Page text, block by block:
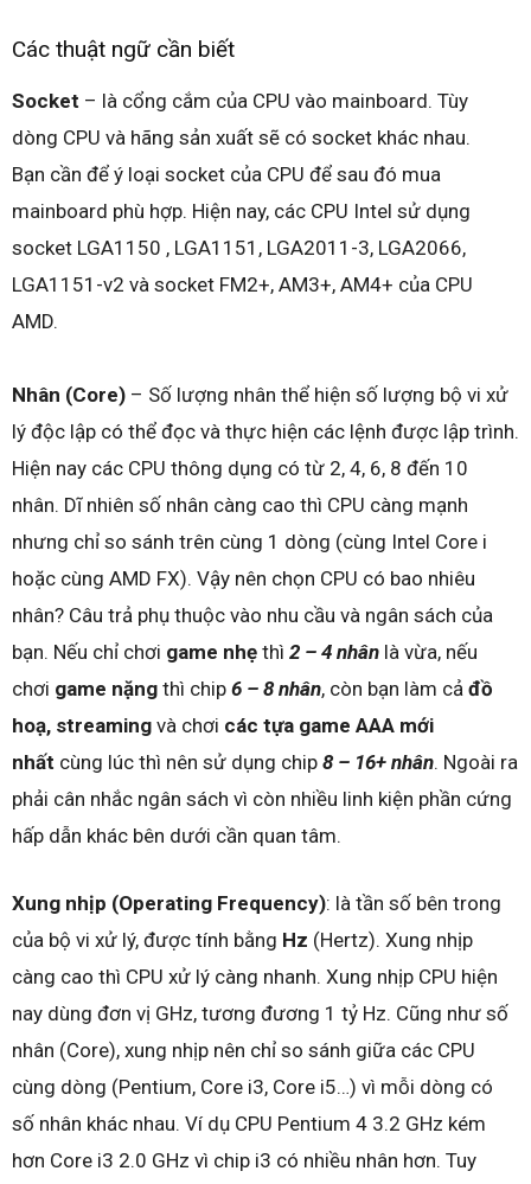
Các thuật ngữ cần biết
Socket – là cổng cắm của CPU vào mainboard. Tùy
dòng CPU và hãng sản xuất sẽ có socket khác nhau.
Bạn cần để ý loại socket của CPU để sau đó mua
mainboard phù hợp. Hiện nay, các CPU Intel sử dụng
socket LGA1150 , LGA1151, LGA2011-3, LGA2066,
LGA1151-v2 và socket FM2+, AM3+, AM4+ của CPU
AMD.
Nhân (Core) – Số lượng nhân thể hiện số lượng bộ vi xử
lý độc lập có thể đọc và thực hiện các lệnh được lập trình.
Hiện nay các CPU thông dụng có từ 2, 4, 6, 8 đến 10
nhân. Dĩ nhiên số nhân càng cao thì CPU càng mạnh
nhưng chỉ so sánh trên cùng 1 dòng (cùng Intel Core i
hoặc cùng AMD FX). Vậy nên chọn CPU có bao nhiêu
nhân? Câu trả phụ thuộc vào nhu cầu và ngân sách của
bạn. Nếu chỉ chơi game nhẹ thì 2 – 4 nhân là vừa, nếu
chơi game nặng thì chip 6 – 8 nhân, còn bạn làm cả đồ
hoạ, streaming và chơi các tựa game AAA mới
nhất cùng lúc thì nên sử dụng chip 8 – 16+ nhân. Ngoài ra
phải cân nhắc ngân sách vì còn nhiều linh kiện phần cứng
hấp dẫn khác bên dưới cần quan tâm.
Xung nhịp (Operating Frequency): là tần số bên trong
của bộ vi xử lý, được tính bằng Hz (Hertz). Xung nhịp
càng cao thì CPU xử lý càng nhanh. Xung nhịp CPU hiện
nay dùng đơn vị GHz, tương đương 1 tỷ Hz. Cũng như số
nhân (Core), xung nhịp nên chỉ so sánh giữa các CPU
cùng dòng (Pentium, Core i3, Core i5…) vì mỗi dòng có
số nhân khác nhau. Ví dụ CPU Pentium 4 3.2 GHz kém
hơn Core i3 2.0 GHz vì chip i3 có nhiều nhân hơn. Tuy